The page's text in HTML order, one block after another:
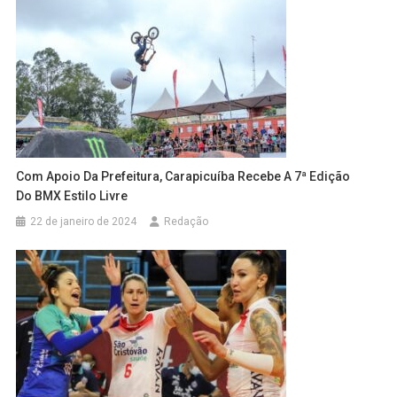
Com Apoio Da Prefeitura, Carapicuíba Recebe A 7ª Edição
Do BMX Estilo Livre
22 de janeiro de 2024 Redação